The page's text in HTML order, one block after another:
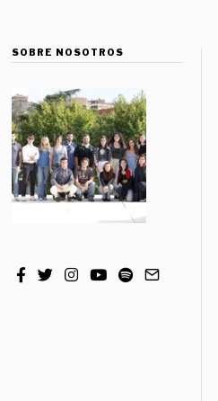
SOBRE NOSOTROS